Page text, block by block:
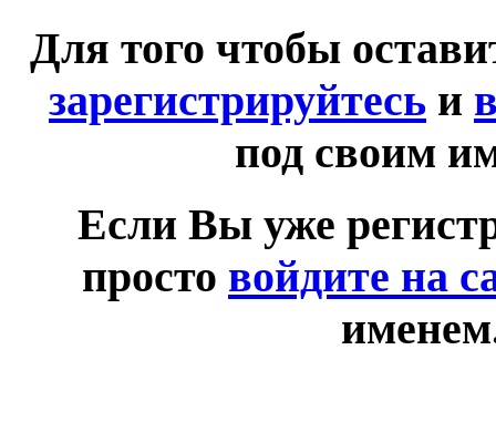
Для того чтобы
зарегистрируйтесь и
под своим
Если Вы уже
просто войдите на